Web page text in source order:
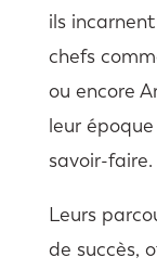
ils
chefs
ou encore
leur
savoir-faire.
Leurs
de succès,